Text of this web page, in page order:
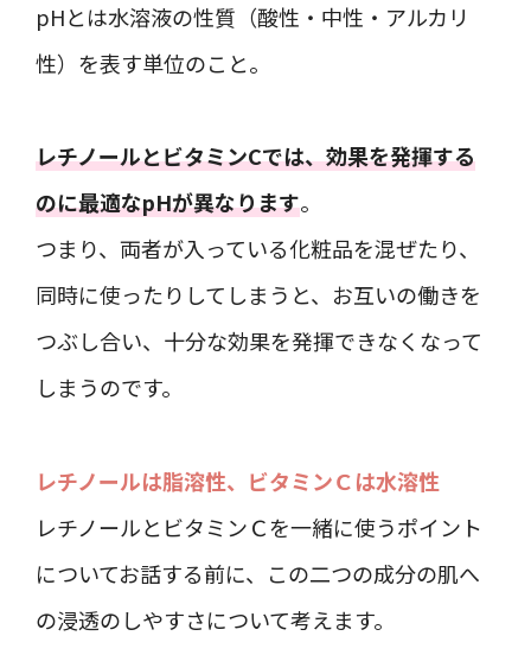
pHとは水溶液の性質（酸性・中性・アルカリ
性）を表す単位のこと。
レチノールとビタミンCでは、効果を発揮する
のに最適なpHが異なります。
つまり、両者が入っている化粧品を混ぜたり、
同時に使ったりしてしまうと、お互いの働きを
つぶし合い、十分な効果を発揮できなくなって
しまうのです。
レチノールは脂溶性、ビタミンＣは水溶性
レチノールとビタミンＣを一緒に使うポイント
についてお話する前に、この二つの成分の肌へ
の浸透のしやすさについて考えます。